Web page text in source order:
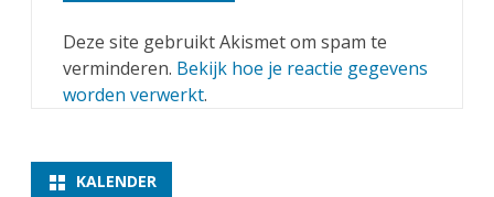
Deze site gebruikt Akismet om spam te
verminderen. Bekijk hoe je reactie gegevens
worden verwerkt.
KALENDER